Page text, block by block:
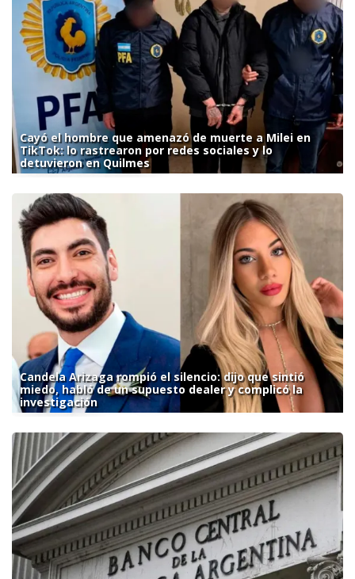
Cayó el hombre que amenazó de muerte a Milei en
TikTok: lo rastrearon por redes sociales y lo
detuvieron en Quilmes
Candela Arizaga rompió el silencio: dijo que sintió
miedo, habló de un supuesto dealer y complicó la
investigación